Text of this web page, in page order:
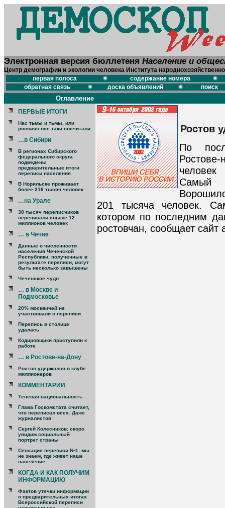
Электронная версия бюллетеня Население и
Центр демографии и экологии человека Института
первая полоса
содержание номера
обратная связь
доска объявлений поиск
Оглавление
ПЕРВЫЕ ИТОГИ
Нас тьмы и тьмы, или
россиян все-таки посчитали
…в Сибири
В регионах Сибирского
федерального округа
подведены
предварительные итоги
переписи населения
В Норильске проживает
более 216 тысяч человек
…на Урале
30 тысяч переписчиков
переписали свыше 12
миллионов человек
… в Чечне
Данные о численности
населения Чеченской
Республики, полученные в
результате переписи, могут
быть несколько завышены
Чеченское чудо
… в Москве и
Подмосковье
20% москвичей не
участвовали в переписи
Перепись в столице
удалась
Кодировщики приступили к
работе
… в Ростове-на-Дону
Ростов удержался в клубе
миллионеров
КОММЕНТАРИИ
Теневая национальность
Глава Госкомстата считает,
что переписал всех. Даже
журналистов
Сергей Колесников: скоро
увидим социальный
портрет страны
Сенсация переписи №1: мы
не знаем, где живет наше
население
КОГДА И КАК ПОЛУЧИМ
ИНФОРМАЦИЮ
Фактов утечки информации
о предварительных итогах
Всероссийской переписи
Ростов
По
Самый
201 тысяча человек.
котором по последним
ростовчан, сообщает